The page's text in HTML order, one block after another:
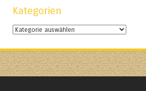
Kategorien
Kategorien